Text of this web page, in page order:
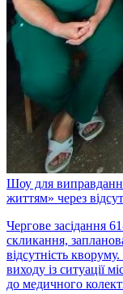
Шоу для
життям» через
Чергове засідання
скликання,
відсутність
виходу із ситуації
до медичного